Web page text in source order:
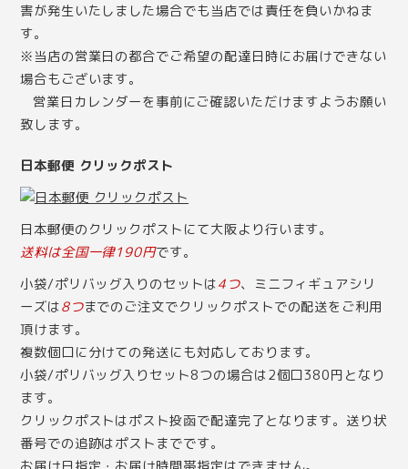
害が発生いたしました場合でも当店では責任を負いかねま
す。
※当店の営業日の都合でご希望の配達日時にお届けできない
場合もございます。
営業日カレンダーを事前にご確認いただけますようお願い
致します。
日本郵便 クリックポスト
日本郵便のクリックポストにて大阪より行います。
送料は全国一律190円です。
小袋/ポリバッグ入りのセットは4つ、ミニフィギュアシリ
ーズは8つまでのご注文でクリックポストでの配送をご利用
頂けます。
複数個口に分けての発送にも対応しております。
小袋/ポリバッグ入りセット8つの場合は2個口380円となり
ます。
クリックポストはポスト投函で配達完了となります。送り状
番号での追跡はポストまでです。